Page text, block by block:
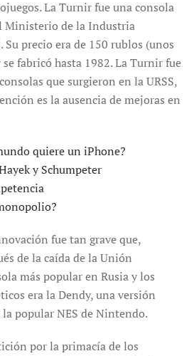
La Turnir fue una consola
Ministerio de la Industria
Su precio era de 150 rublos (unos
fabricó hasta 1982. La Turnir fue
que surgieron en la URSS,
es la ausencia de mejoras en
quiere un iPhone?
y Schumpeter
fue tan grave que,
de la caída de la Unión
más popular en Rusia y los
era la Dendy, una versión
popular NES de Nintendo.
por la primacía de los